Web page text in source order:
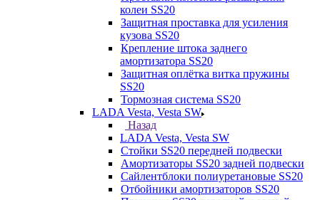
колеи SS20
Защитная проставка для усиления
кузова SS20
Крепление штока заднего
амортизатора SS20
Защитная оплётка витка пружины
SS20
Тормозная система SS20
LADA Vesta, Vesta SW
Назад
LADA Vesta, Vesta SW
Стойки SS20 передней подвески
Амортизаторы SS20 задней подвески
Сайлентблоки полиуретановые SS20
Отбойники амортизаторов SS20